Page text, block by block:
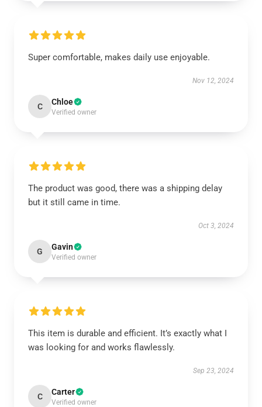
Super comfortable, makes daily use enjoyable.
Nov 12, 2024
C Chloe
Verified owner
The product was good, there was a shipping delay
but it still came in time.
Oct 3, 2024
G Gavin
Verified owner
This item is durable and efficient. It’s exactly what I
was looking for and works flawlessly.
Sep 23, 2024
C Carter
Verified owner